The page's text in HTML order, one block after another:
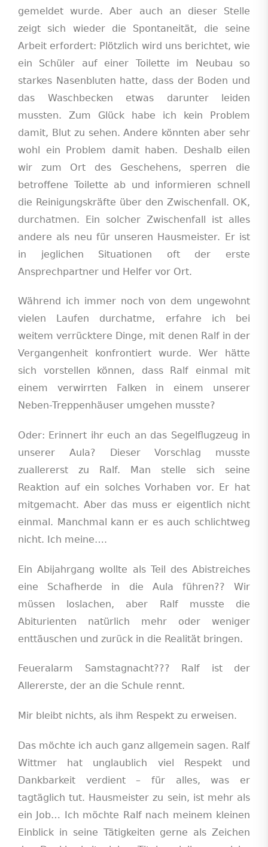
gemeldet wurde. Aber auch an dieser Stelle
zeigt sich wieder die Spontaneität, die seine
Arbeit erfordert: Plötzlich wird uns berichtet, wie
ein Schüler auf einer Toilette im Neubau so
starkes Nasenbluten hatte, dass der Boden und
das Waschbecken etwas darunter leiden
mussten. Zum Glück habe ich kein Problem
damit, Blut zu sehen. Andere könnten aber sehr
wohl ein Problem damit haben. Deshalb eilen
wir zum Ort des Geschehens, sperren die
betroffene Toilette ab und informieren schnell
die Reinigungskräfte über den Zwischenfall. OK,
durchatmen. Ein solcher Zwischenfall ist alles
andere als neu für unseren Hausmeister. Er ist
in jeglichen Situationen oft der erste
Ansprechpartner und Helfer vor Ort.
Während ich immer noch von dem ungewohnt
vielen Laufen durchatme, erfahre ich bei
weitem verrücktere Dinge, mit denen Ralf in der
Vergangenheit konfrontiert wurde. Wer hätte
sich vorstellen können, dass Ralf einmal mit
einem verwirrten Falken in einem unserer
Neben-Treppenhäuser umgehen musste?
Oder: Erinnert ihr euch an das Segelflugzeug in
unserer Aula? Dieser Vorschlag musste
zuallererst zu Ralf. Man stelle sich seine
Reaktion auf ein solches Vorhaben vor. Er hat
mitgemacht. Aber das muss er eigentlich nicht
einmal. Manchmal kann er es auch schlichtweg
nicht. Ich meine….
Ein Abijahrgang wollte als Teil des Abistreiches
eine Schafherde in die Aula führen?? Wir
müssen loslachen, aber Ralf musste die
Abiturienten natürlich mehr oder weniger
enttäuschen und zurück in die Realität bringen.
Feueralarm Samstagnacht??? Ralf ist der
Allererste, der an die Schule rennt.
Mir bleibt nichts, als ihm Respekt zu erweisen.
Das möchte ich auch ganz allgemein sagen. Ralf
Wittmer hat unglaublich viel Respekt und
Dankbarkeit verdient – für alles, was er
tagtäglich tut. Hausmeister zu sein, ist mehr als
ein Job… Ich möchte Ralf nach meinem kleinen
Einblick in seine Tätigkeiten gerne als Zeichen